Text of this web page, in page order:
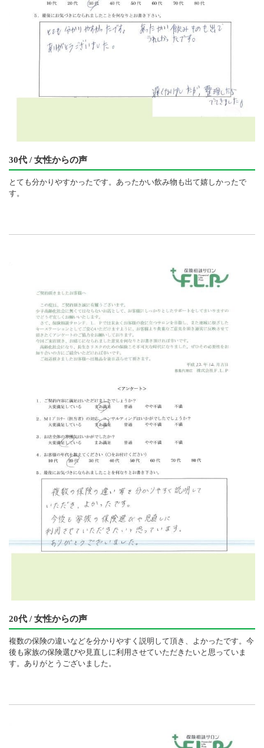
30代 / 女性からの声
とても分かりやすかったです。あったかい飲み物も出て嬉しかったで
す。
20代 / 女性からの声
複数の保険の違いなどを分かりやすく説明して頂き、よかったです。今
後も家族の保険選びや見直しに利用させていただきたいと思っていま
す。ありがとうございました。